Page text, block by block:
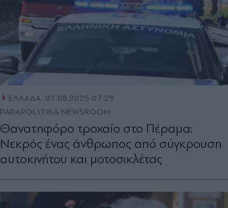
ΕΛΛΑΔΑ 07.08.2025 07:29
PARAPOLITIKA NEWSROOM
Θανατηφόρο τροχαίο στο Πέραμα:
Νεκρός ένας άνθρωπος από σύγκρουση
αυτοκινήτου και μοτοσικλέτας